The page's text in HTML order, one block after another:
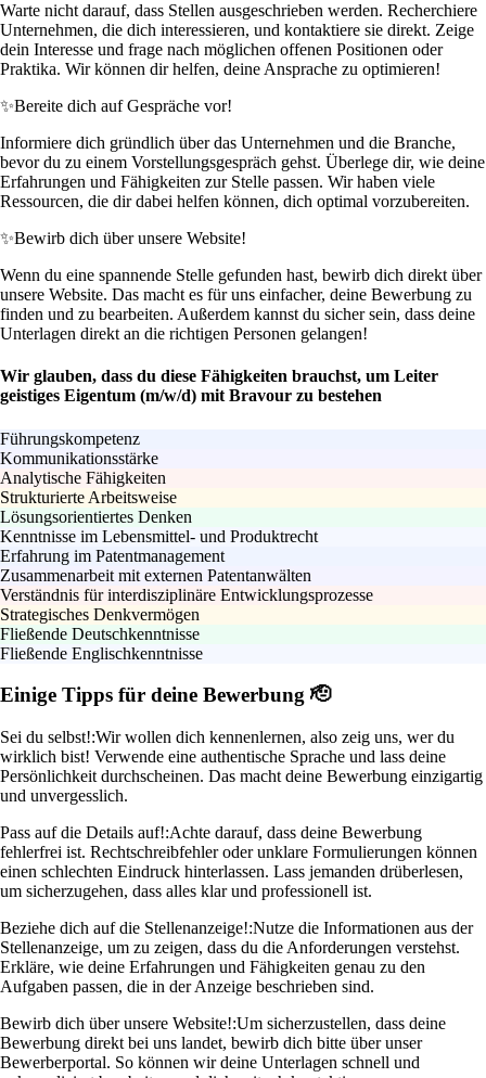
Warte nicht darauf, dass Stellen ausgeschrieben werden. Recherchiere
Unternehmen, die dich interessieren, und kontaktiere sie direkt. Zeige
dein Interesse und frage nach möglichen offenen Positionen oder
Praktika. Wir können dir helfen, deine Ansprache zu optimieren!
✨Bereite dich auf Gespräche vor!
Informiere dich gründlich über das Unternehmen und die Branche,
bevor du zu einem Vorstellungsgespräch gehst. Überlege dir, wie deine
Erfahrungen und Fähigkeiten zur Stelle passen. Wir haben viele
Ressourcen, die dir dabei helfen können, dich optimal vorzubereiten.
✨Bewirb dich über unsere Website!
Wenn du eine spannende Stelle gefunden hast, bewirb dich direkt über
unsere Website. Das macht es für uns einfacher, deine Bewerbung zu
finden und zu bearbeiten. Außerdem kannst du sicher sein, dass deine
Unterlagen direkt an die richtigen Personen gelangen!
Wir glauben, dass du diese Fähigkeiten brauchst, um Leiter
geistiges Eigentum (m/w/d) mit Bravour zu bestehen
Führungskompetenz
Kommunikationsstärke
Analytische Fähigkeiten
Strukturierte Arbeitsweise
Lösungsorientiertes Denken
Kenntnisse im Lebensmittel- und Produktrecht
Erfahrung im Patentmanagement
Zusammenarbeit mit externen Patentanwälten
Verständnis für interdisziplinäre Entwicklungsprozesse
Strategisches Denkvermögen
Fließende Deutschkenntnisse
Fließende Englischkenntnisse
Einige Tipps für deine Bewerbung 🫡
Sei du selbst!:Wir wollen dich kennenlernen, also zeig uns, wer du
wirklich bist! Verwende eine authentische Sprache und lass deine
Persönlichkeit durchscheinen. Das macht deine Bewerbung einzigartig
und unvergesslich.
Pass auf die Details auf!:Achte darauf, dass deine Bewerbung
fehlerfrei ist. Rechtschreibfehler oder unklare Formulierungen können
einen schlechten Eindruck hinterlassen. Lass jemanden drüberlesen,
um sicherzugehen, dass alles klar und professionell ist.
Beziehe dich auf die Stellenanzeige!:Nutze die Informationen aus der
Stellenanzeige, um zu zeigen, dass du die Anforderungen verstehst.
Erkläre, wie deine Erfahrungen und Fähigkeiten genau zu den
Aufgaben passen, die in der Anzeige beschrieben sind.
Bewirb dich über unsere Website!:Um sicherzustellen, dass deine
Bewerbung direkt bei uns landet, bewirb dich bitte über unser
Bewerberportal. So können wir deine Unterlagen schnell und